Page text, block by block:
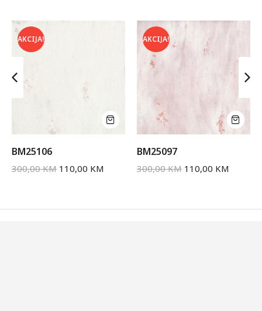
AKCIJA!
BM25106
300,00KM 110,00 KM
AKCIJA!
BM25097
300,00KM 110,00 KM